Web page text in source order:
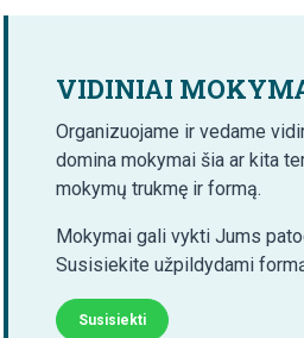
VIDINIAI
Organizuojame ir vedame
domina mokymai šia ar kita
mokymų trukmę ir formą.
Mokymai gali vykti Jums
Susisiekite užpildydami
Susisiekti